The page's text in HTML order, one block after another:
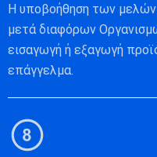
Η υποβοήθηση των μελών
μετά διαφόρων
εισαγωγή ή εξαγωγή
επάγγελμα.